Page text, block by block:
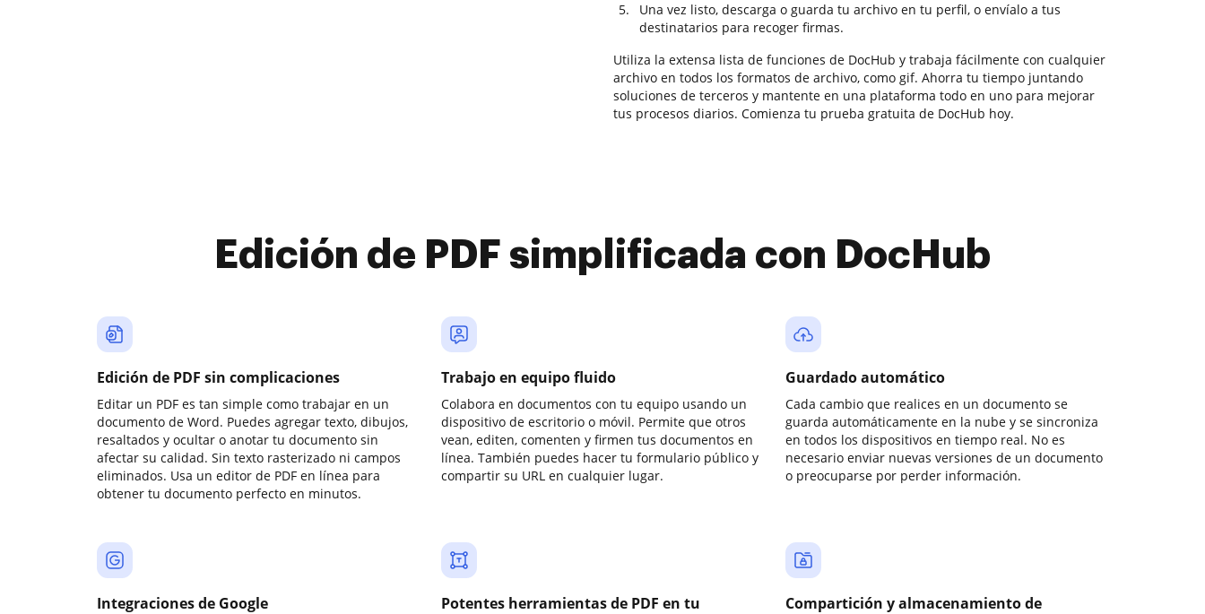
Una vez listo, descarga o guarda tu archivo en tu perfil, o envíalo a tus
destinatarios para recoger firmas.
Utiliza la extensa lista de funciones de DocHub y trabaja fácilmente con cualquier
archivo en todos los formatos de archivo, como gif. Ahorra tu tiempo juntando
soluciones de terceros y mantente en una plataforma todo en uno para mejorar
tus procesos diarios. Comienza tu prueba gratuita de DocHub hoy.
Edición de PDF simplificada con DocHub
Edición de PDF sin complicaciones
Editar un PDF es tan simple como trabajar en un
documento de Word. Puedes agregar texto, dibujos,
resaltados y ocultar o anotar tu documento sin
afectar su calidad. Sin texto rasterizado ni campos
eliminados. Usa un editor de PDF en línea para
obtener tu documento perfecto en minutos.
Trabajo en equipo fluido
Colabora en documentos con tu equipo usando un
dispositivo de escritorio o móvil. Permite que otros
vean, editen, comenten y firmen tus documentos en
línea. También puedes hacer tu formulario público y
compartir su URL en cualquier lugar.
Guardado automático
Cada cambio que realices en un documento se
guarda automáticamente en la nube y se sincroniza
en todos los dispositivos en tiempo real. No es
necesario enviar nuevas versiones de un documento
o preocuparse por perder información.
Integraciones de Google
Potentes herramientas de PDF en tu
Compartición y almacenamiento de